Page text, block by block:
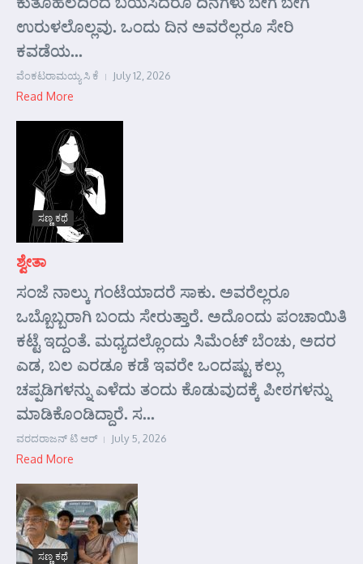
ಉರುಳಲೊಲ್ಲವು. ಒಂದು ದಿನ ಅವರೆಲ್ಲರೂ ಸೇರಿ
ಕವಡೆಯ...
ವೆಂಕಟರಾಮಯ್ಯ ಸಿ ಕೆ July 12, 2026
Read More
ಸಣ್ಣ ಕಥೆ
ಶ್ವೇತಾ
ಸಂಜೆ ನಾಲ್ಕು ಗಂಟೆಯಾದರೆ ಸಾಕು. ಅವರೆಲ್ಲರೂ
ಒಬ್ಬೊಬ್ಬರಾಗಿ ಬಂದು ಸೇರುತ್ತಾರೆ. ಅದೊಂದು ಪಂಚಾಯಿತಿ
ಕಟ್ಟೆ ಇದ್ದಂತೆ. ಮಧ್ಯದಲ್ಲೊಂದು ಸಿಮೆಂಟ್ ಬೆಂಚು, ಅದರ
ಎಡ, ಬಲ ಎರಡೂ ಕಡೆ ಇವರೇ ಒಂದಷ್ಟು ಕಲ್ಲು
ಚಪ್ಪಡಿಗಳನ್ನು ಎಳೆದು ತಂದು ಕೊಡುವುದಕ್ಕೆ ಪೀಠಗಳನ್ನು
ಮಾಡಿಕೊಂಡಿದ್ದಾರೆ. ಸ...
ವರದರಾಜನ್ ಟಿ ಆರ್ July 5, 2026
Read More
ಸಣ್ಣ ಕಥೆ